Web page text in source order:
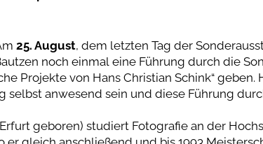
25. August, dem letzten Tag der
noch einmal eine Führung durch die
Projekte von Hans Christian Schink“ geben.
selbst anwesend sein und diese Führung
Erfurt geboren) studiert Fotografie an der